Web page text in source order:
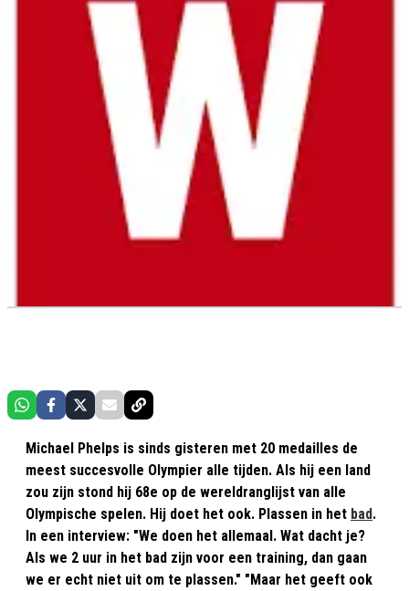
Michael Phelps is sinds gisteren met 20 medailles de
meest succesvolle Olympier alle tijden. Als hij een land
zou zijn stond hij 68e op de wereldranglijst van alle
Olympische spelen. Hij doet het ook. Plassen in het bad.
In een interview: "We doen het allemaal. Wat dacht je?
Als we 2 uur in het bad zijn voor een training, dan gaan
we er echt niet uit om te plassen." "Maar het geeft ook